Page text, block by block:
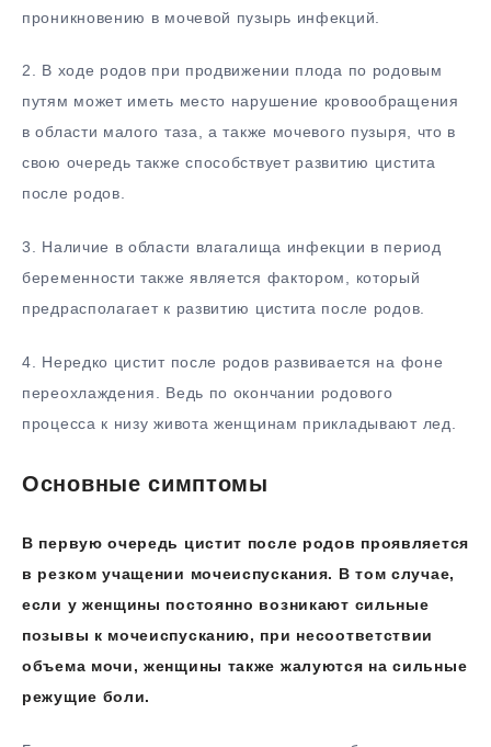
проникновению в мочевой пузырь инфекций.
2. В ходе родов при продвижении плода по родовым
путям может иметь место нарушение кровообращения
в области малого таза, а также мочевого пузыря, что в
свою очередь также способствует развитию цистита
после родов.
3. Наличие в области влагалища инфекции в период
беременности также является фактором, который
предрасполагает к развитию цистита после родов.
4. Нередко цистит после родов развивается на фоне
переохлаждения. Ведь по окончании родового
процесса к низу живота женщинам прикладывают лед.
Основные симптомы
В первую очередь цистит после родов проявляется
в резком учащении мочеиспускания. В том случае,
если у женщины постоянно возникают сильные
позывы к мочеиспусканию, при несоответствии
объема мочи, женщины также жалуются на сильные
режущие боли.